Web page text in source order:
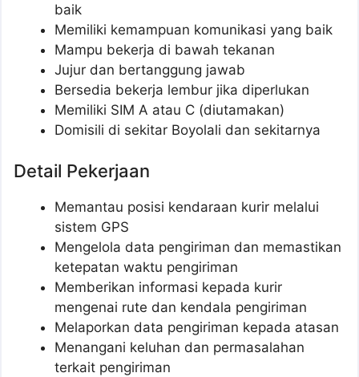
baik
Memiliki kemampuan komunikasi yang baik
Mampu bekerja di bawah tekanan
Jujur dan bertanggung jawab
Bersedia bekerja lembur jika diperlukan
Memiliki SIM A atau C (diutamakan)
Domisili di sekitar Boyolali dan sekitarnya
Detail Pekerjaan
Memantau posisi kendaraan kurir melalui
sistem GPS
Mengelola data pengiriman dan memastikan
ketepatan waktu pengiriman
Memberikan informasi kepada kurir
mengenai rute dan kendala pengiriman
Melaporkan data pengiriman kepada atasan
Menangani keluhan dan permasalahan
terkait pengiriman